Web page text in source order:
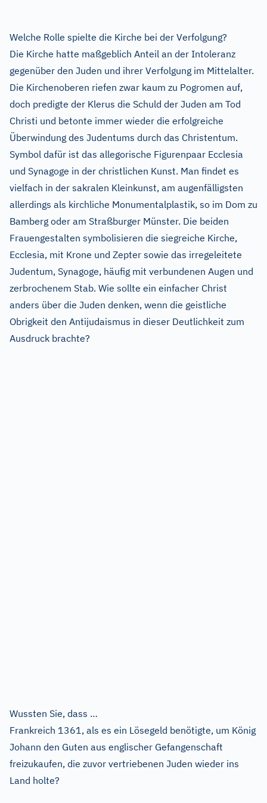
Welche Rolle spielte die Kirche bei der Verfolgung?
Die Kirche hatte maßgeblich Anteil an der Intoleranz
gegenüber den Juden und ihrer Verfolgung im Mittelalter.
Die Kirchenoberen riefen zwar kaum zu Pogromen auf,
doch predigte der Klerus die Schuld der Juden am Tod
Christi und betonte immer wieder die erfolgreiche
Überwindung des Judentums durch das Christentum.
Symbol dafür ist das allegorische Figurenpaar Ecclesia
und Synagoge in der christlichen Kunst. Man findet es
vielfach in der sakralen Kleinkunst, am augenfälligsten
allerdings als kirchliche Monumentalplastik, so im Dom zu
Bamberg oder am Straßburger Münster. Die beiden
Frauengestalten symbolisieren die siegreiche Kirche,
Ecclesia, mit Krone und Zepter sowie das irregeleitete
Judentum, Synagoge, häufig mit verbundenen Augen und
zerbrochenem Stab. Wie sollte ein einfacher Christ
anders über die Juden denken, wenn die geistliche
Obrigkeit den Antijudaismus in dieser Deutlichkeit zum
Ausdruck brachte?
Wussten Sie, dass …
Frankreich 1361, als es ein Lösegeld benötigte, um König
Johann den Guten aus englischer Gefangenschaft
freizukaufen, die zuvor vertriebenen Juden wieder ins
Land holte?